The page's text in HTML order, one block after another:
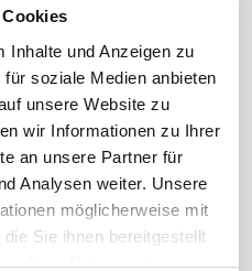
Inhalte und Anzeigen zu
soziale Medien anbieten
unsere Website zu
wir Informationen zu Ihrer
an unsere Partner für
Analysen weiter. Unsere
möglicherweise mit
Sie ihnen bereitgestellt
Ihrer Nutzung der
JAV-Wahl
Folgen Sie uns
Sicherheit durch geprüfte
Qualität!